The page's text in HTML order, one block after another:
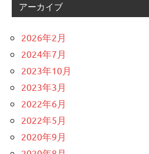
アーカイブ
2026年2月
2024年7月
2023年10月
2023年3月
2022年6月
2022年5月
2020年9月